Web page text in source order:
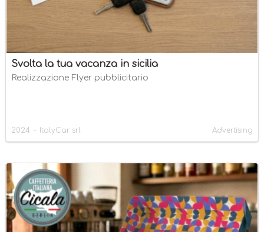
Svolta la tua vacanza in sicilia
Realizzazione Flyer pubblicitario
2024 - ItalyCar srl Advertising